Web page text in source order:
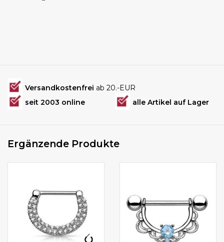
Versandkostenfrei ab 20.-EUR
seit 2003 online
alle Artikel auf Lager
Ergänzende Produkte